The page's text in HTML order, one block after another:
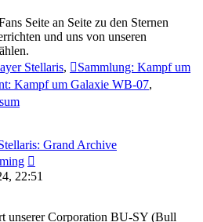
Seite an Seite zu den Sternen
und uns von unseren
Stellaris,
Sammlung: Kampf um
Kampf um Galaxie WB-07,
Grand Archive
Beitrag
22:51
unserer Corporation BU-SY (Bull